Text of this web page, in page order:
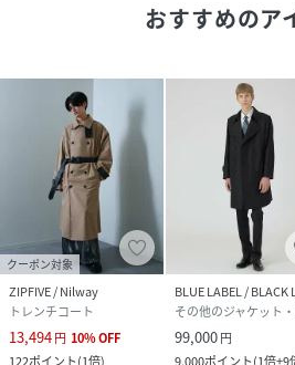
コート 表地 本体 綿
テル100% 裏地 ポリ
サイズ S、M、L、LL、3L
品番
QN5310_09
51A70670---09-S
おすすめのア
クーポン対象
ZIPFIVE / Nilway
トレンチコート
13,494円 10%OFF
99,000円